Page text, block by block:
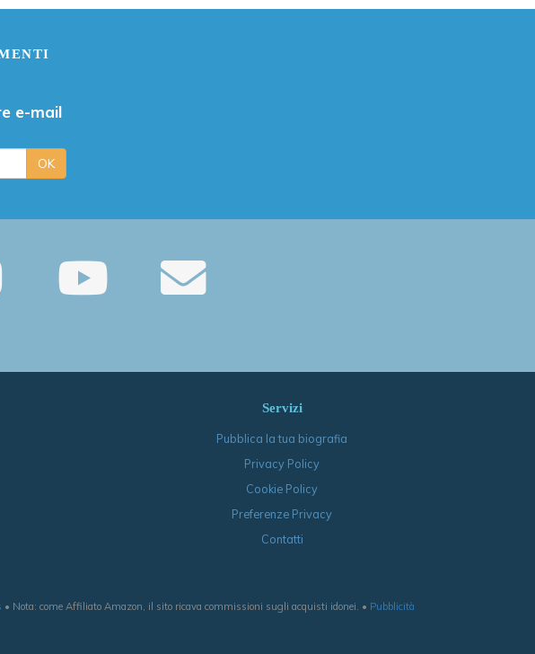
e-mail
OK
Servizi
Pubblica la tua biografia
Privacy Policy
Cookie Policy
Preferenze Privacy
Contatti
• Nota: come Affiliato Amazon, il sito ricava commissioni sugli acquisti idonei. • Pubblicità